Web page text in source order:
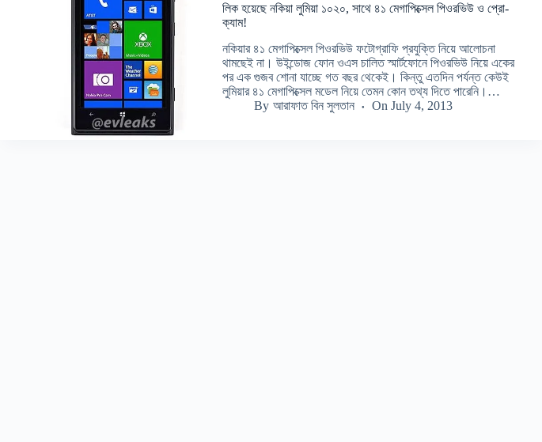
লিক হয়েছে নকিয়া লুমিয়া ১০২০, সাথে ৪১ মেগাপিক্সেল পিওরভিউ ও প্রো-
ক্যাম!
নকিয়ার ৪১ মেগাপিক্সেল পিওরভিউ ফটোগ্রাফি প্রযুক্তি নিয়ে আলোচনা
থামছেই না। উইন্ডোজ ফোন ওএস চালিত স্মার্টফোনে পিওরভিউ নিয়ে একের
পর এক গুজব শোনা যাচ্ছে গত বছর থেকেই। কিন্তু এতদিন পর্যন্ত কেউই
লুমিয়ার ৪১ মেগাপিক্সেল মডেল নিয়ে তেমন কোন তথ্য দিতে পারেনি।…
By আরাফাত বিন সুলতান On July 4, 2013